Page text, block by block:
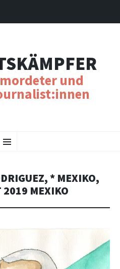
und
Menu
TO
* MEXIKO,
2019 MEXIKO